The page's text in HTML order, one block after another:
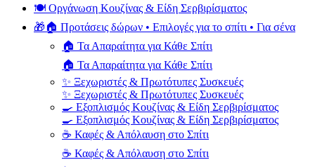
🍽️ Οργάνωση Κουζίνας & Είδη Σερβιρίσματος
🎁🏠 Προτάσεις δώρων • Επιλογές για το σπίτι • Για σένα
🏠 Τα Απαραίτητα για Κάθε Σπίτι
🏠 Τα Απαραίτητα για Κάθε Σπίτι
✨ Ξεχωριστές & Πρωτότυπες Συσκευές
✨ Ξεχωριστές & Πρωτότυπες Συσκευές
🍳 Εξοπλισμός Κουζίνας & Είδη Σερβιρίσματος
🍳 Εξοπλισμός Κουζίνας & Είδη Σερβιρίσματος
☕ Καφές & Απόλαυση στο Σπίτι
☕ Καφές & Απόλαυση στο Σπίτι